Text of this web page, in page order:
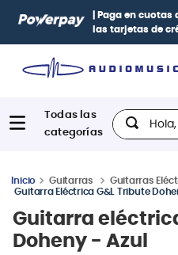
| Paga en cuotas
las tarjetas de
Hola,
Guitarras
Guitarras
Guitarra Eléctrica G&L Tribute
Guitarra
Doheny - Azul